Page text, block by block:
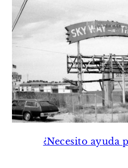
¿Necesito ayuda